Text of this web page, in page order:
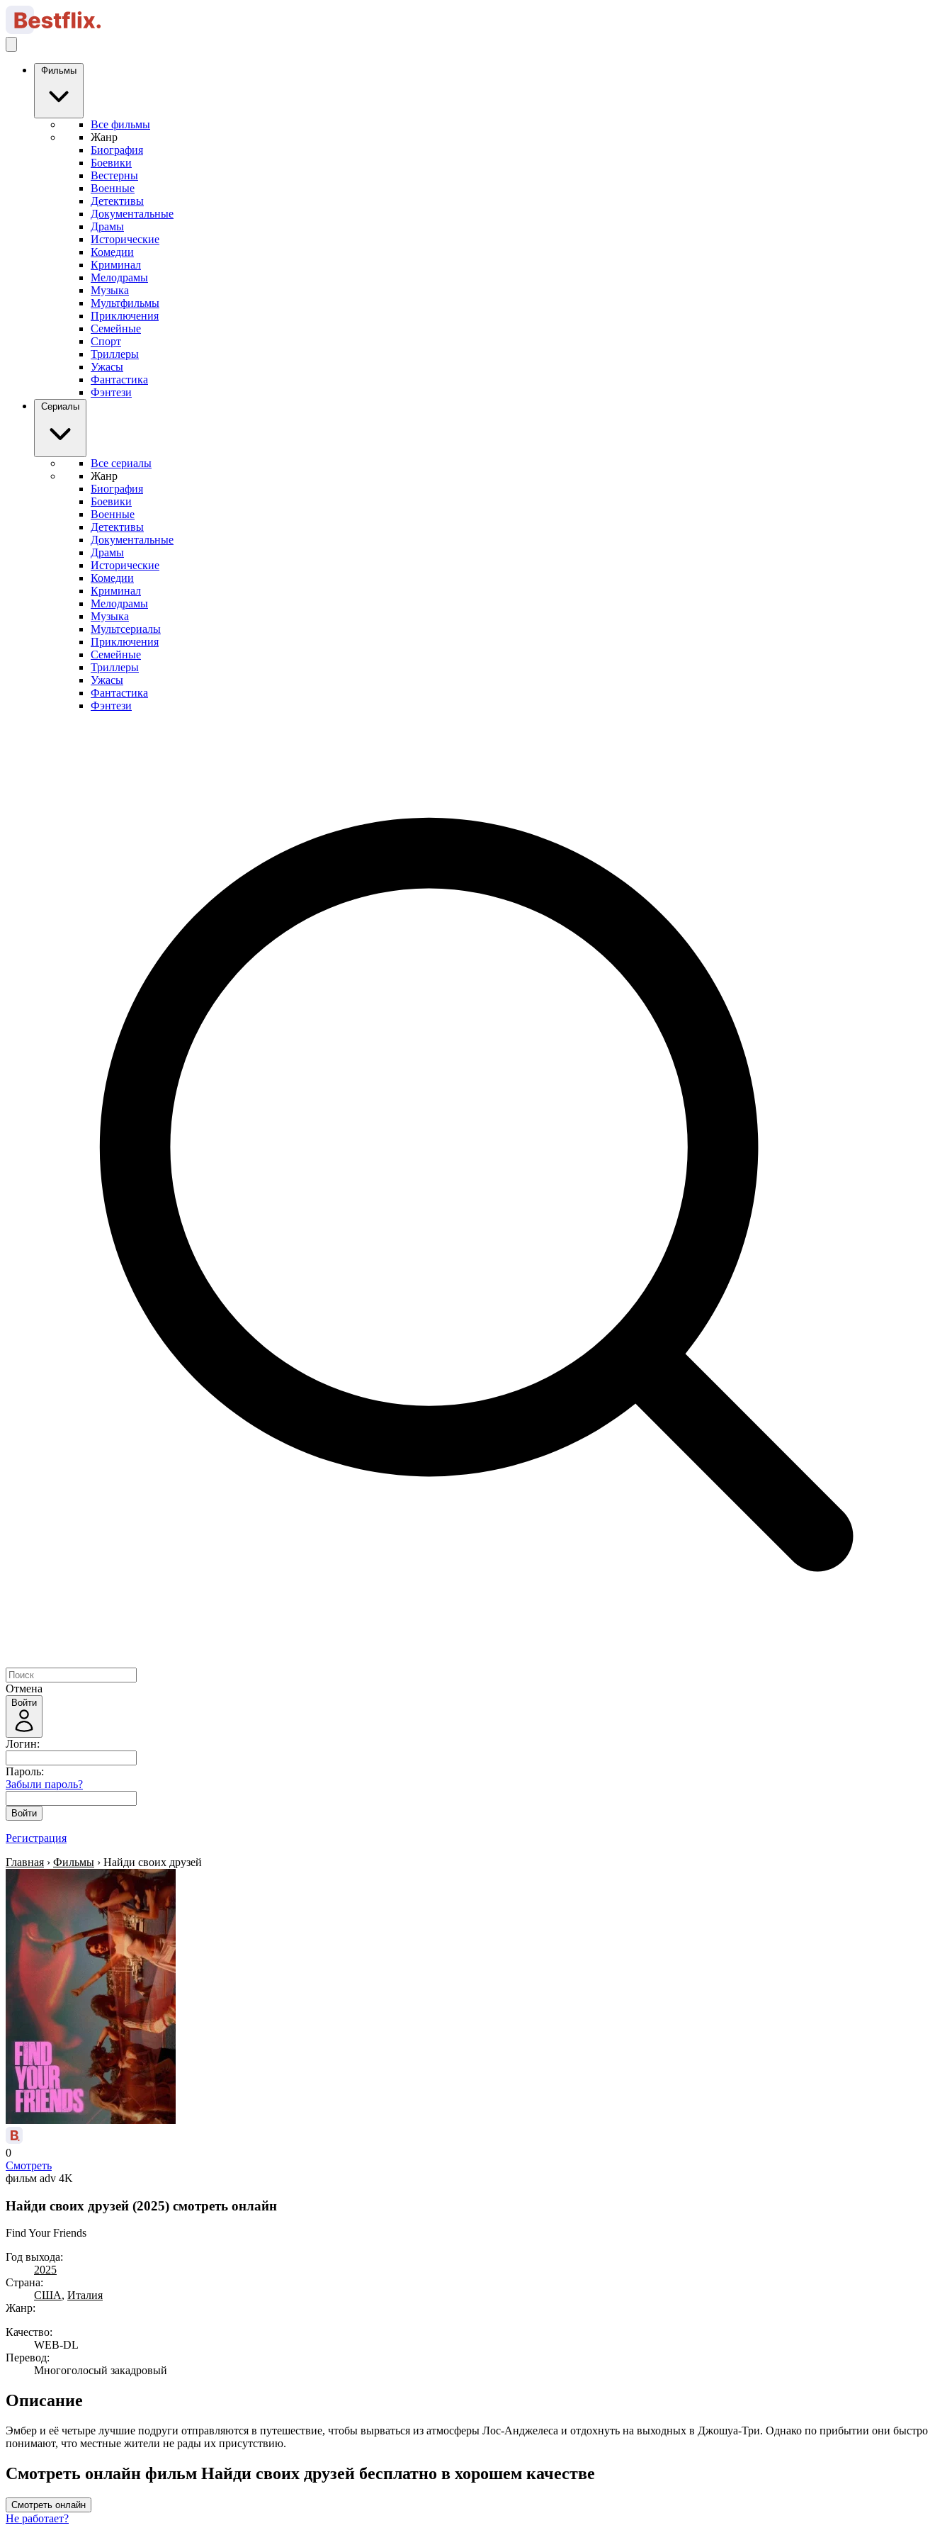
Фильмы
Все фильмы
Жанр
Биография
Боевики
Вестерны
Военные
Детективы
Документальные
Драмы
Исторические
Комедии
Криминал
Мелодрамы
Музыка
Мультфильмы
Приключения
Семейные
Спорт
Триллеры
Ужасы
Фантастика
Фэнтези
Сериалы
Все сериалы
Жанр
Биография
Боевики
Военные
Детективы
Документальные
Драмы
Исторические
Комедии
Криминал
Мелодрамы
Музыка
Мультсериалы
Приключения
Семейные
Триллеры
Ужасы
Фантастика
Фэнтези
Отмена
Войти
Логин:
Пароль:
Забыли пароль?
Войти
Регистрация
Главная › Фильмы › Найди своих друзей
0
Смотреть
фильм adv 4K
Найди своих друзей (2025) смотреть онлайн
Find Your Friends
Год выхода:
2025
Страна:
США, Италия
Жанр:
Качество:
WEB-DL
Перевод:
Многоголосый закадровый
Описание
Эмбер и её четыре лучшие подруги отправляются в путешествие, чтобы вырваться из атмосферы Лос-Анджелеса и отдохнуть на выходных в Джошуа-Три. Однако по прибытии они быстро
понимают, что местные жители не рады их присутствию.
Смотреть онлайн фильм Найди своих друзей бесплатно в хорошем качестве
Смотреть онлайн
Не работает?